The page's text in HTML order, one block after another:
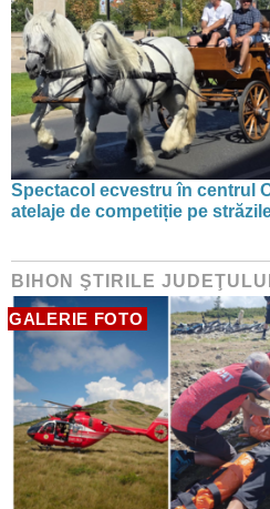
Spectacol ecvestru în centrul
atelaje de competiție pe
BIHON ŞTIRILE
GALERIE FOTO